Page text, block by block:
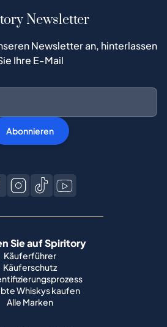
Newsletter
Newsletter an, hinterlassen
Ihre E-Mail
Abonnieren
Sie auf Spiritory
Käuferführer
Käuferschutz
Whiskys kaufen
Alle Marken